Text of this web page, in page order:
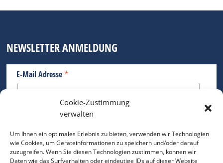
Cookie-Zustimmung
verwalten
Um Ihnen ein optimales Erlebnis zu bieten, verwenden wir Technologien
wie Cookies, um Geräteinformationen zu speichern und/oder darauf
zuzugreifen. Wenn Sie diesen Technologien zustimmen, können wir
Daten wie das Surfverhalten oder eindeutige IDs auf dieser Website
NEWSLETTER ANMELDUNG
E-Mail Adresse *
Bitte geben Sie Ihre E-Mail Adresse ein.
*